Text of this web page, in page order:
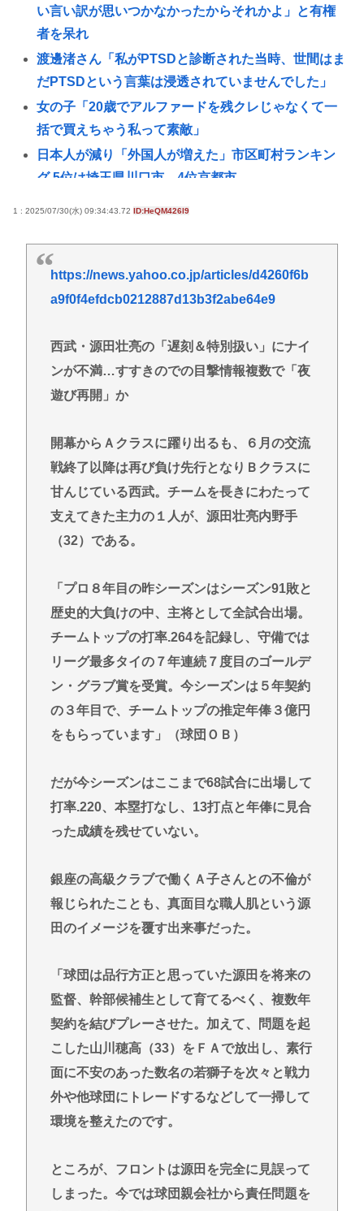
い言い訳が思いつかなかったからそれかよ」と有権
者を呆れ
渡邊渚さん「私がPTSDと診断された当時、世間はま
だPTSDという言葉は浸透されていませんでした」
女の子「20歳でアルファードを残クレじゃなくて一
括で買えちゃう私って素敵」
日本人が減り「外国人が増えた」市区町村ランキン
グ 5位は埼玉県川口市、4位京都市
おぎやはぎ嘆く パーカー、ハーフパンツに続きボデ
ィーバッグも”ダサい”論争に「なんでおじさんだけ
言われるの？」
告に「無期懲役」の判決 当時17歳少年に「懲役30
年」の判決
トランプ氏、「出産旅行」禁じる大統領令 米国籍取
【悲報】積水ハウス「地面師に55億円騙し取られ
た…」ワイ「会社終わったやろなぁ」→結果www
【衝撃】元ジャンポケ斉藤慎二側「バス運転手がい
るのにディープキスなんてできない」「Aさんの供述
には矛盾点」
法人 研究開発費20年横ばい
左ハンドル車のデメリット、意外と少ない
投資とかNISAとか素人なんだけど三井住友のコンサ
ルタントに相談した方がいいのか？
Powered by livedoor 相互RSS
1 : 2025/07/30(水) 09:34:43.72 ID:HeQM426l9
https://news.yahoo.co.jp/articles/d4260f6b
a9f0f4efdcb0212887d13b3f2abe64e9
西武・源田壮亮の「遅刻＆特別扱い」にナイ
ンが不満…すすきのでの目撃情報複数で「夜
遊び再開」か
開幕からＡクラスに躍り出るも、６月の交流
戦終了以降は再び負け先行となりＢクラスに
甘んじている西武。チームを長きにわたって
支えてきた主力の１人が、源田壮亮内野手
（32）である。
「プロ８年目の昨シーズンはシーズン91敗と
歴史的大負けの中、主将として全試合出場。
チームトップの打率.264を記録し、守備では
リーグ最多タイの７年連続７度目のゴールデ
ン・グラブ賞を受賞。今シーズンは５年契約
の３年目で、チームトップの推定年俸３億円
をもらっています」（球団ＯＢ）
だが今シーズンはここまで68試合に出場して
打率.220、本塁打なし、13打点と年俸に見合
った成績を残せていない。
銀座の高級クラブで働くＡ子さんとの不倫が
報じられたことも、真面目な職人肌という源
田のイメージを覆す出来事だった。
「球団は品行方正と思っていた源田を将来の
監督、幹部候補生として育てるべく、複数年
契約を結びプレーさせた。加えて、問題を起
こした山川穂高（33）をＦＡで放出し、素行
面に不安のあった数名の若獅子を次々と戦力
外や他球団にトレードするなどして一掃して
環境を整えたのです。
ところが、フロントは源田を完全に見誤って
しまった。今では球団親会社から責任問題を